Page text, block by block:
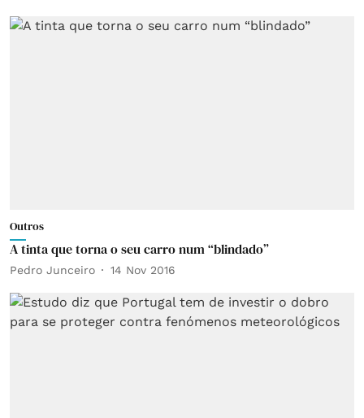
Outros
A tinta que torna o seu carro num “blindado”
Pedro Junceiro 14 Nov 2016